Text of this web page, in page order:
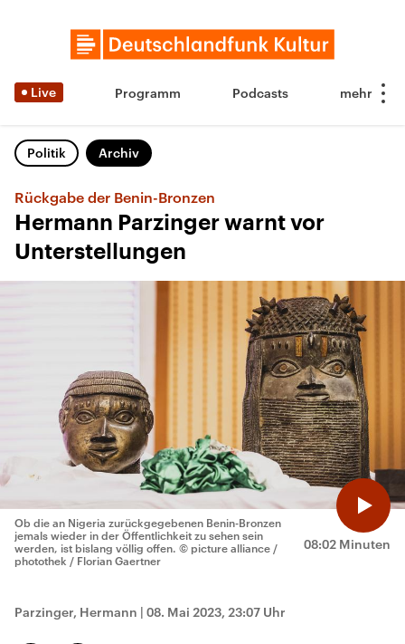
Live Programm Podcasts
Politik Archiv
Rückgabe der Benin-Bronzen
Hermann Parzinger warnt vor
Unterstellungen
08:02 Minuten
Ob die an Nigeria zurückgegebenen Benin-Bronzen
jemals wieder in der Öffentlichkeit zu sehen sein
werden, ist bislang völlig offen. © picture alliance /
photothek / Florian Gaertner
Parzinger, Hermann | 08. Mai 2023, 23:07 Uhr